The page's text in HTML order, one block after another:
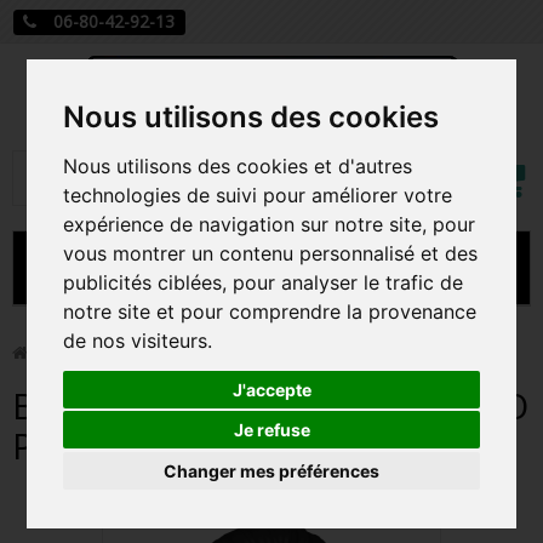
Nous utilisons des cookies
Nous utilisons des cookies et d'autres
technologies de suivi pour améliorer votre
expérience de navigation sur notre site, pour
vous montrer un contenu personnalisé et des
publicités ciblées, pour analyser le trafic de
notre site et pour comprendre la provenance
de nos visiteurs.
J'accepte
Je refuse
Changer mes préférences
06-80-42-92-13
Rechercher
Mon
MENU
CARTE A JOUER
PRÉCOMMANDE FIGURINES POP
FIGURINES POP MANGA
FIGURINES POP DISNEY
FIGURINES POP MARVEL
Funko Pop! > BONO / U2 / FIGURINE FUNKO POP
BONO / U2 / FIGURINE FUNKO
POP